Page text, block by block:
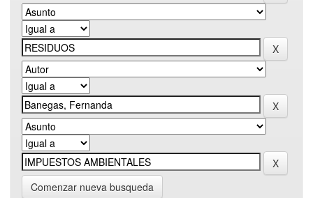
Comenzar nueva busqueda